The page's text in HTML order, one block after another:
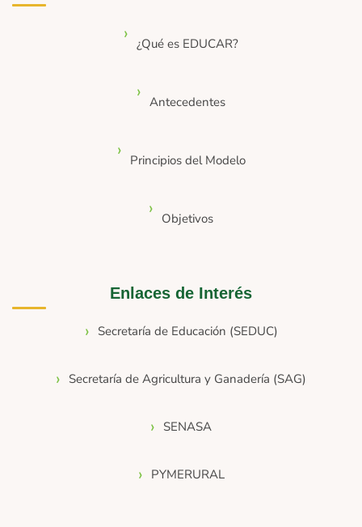
¿Qué es EDUCAR?
Antecedentes
Principios del Modelo
Objetivos
Enlaces de Interés
Secretaría de Educación (SEDUC)
Secretaría de Agricultura y Ganadería (SAG)
SENASA
PYMERURAL